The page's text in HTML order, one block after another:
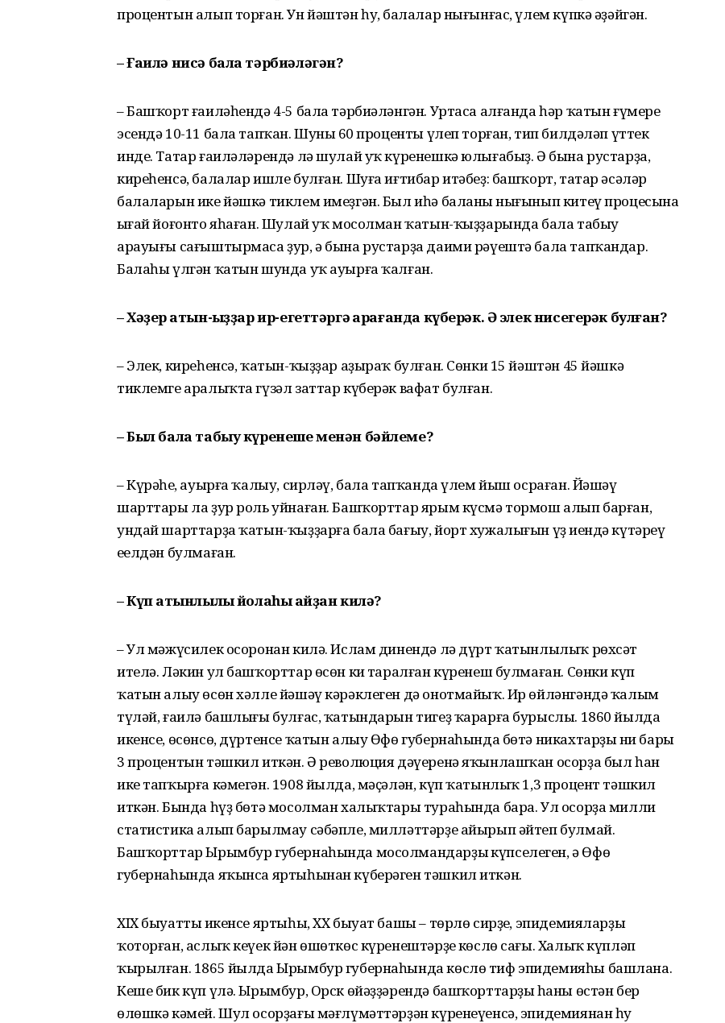
процентын алып торған. Ун йәштән һуң, балалар нығынғас, үлем күпкә әҙәйгән.
– Ғаилә нисә бала тәрбиәләгән?
– Башҡорт ғаиләһендә 4-5 бала тәрбиәләнгән. Уртаса алғанда һәр ҡатын ғүмере
эсендә 10-11 бала тапҡан. Шуның 60 проценты үлеп торған, тип билдәләп үттек
инде. Татар ғаиләләрендә лә шулай уҡ күренешкә юлығабыҙ. Ә бына рустарҙа,
киреһенсә, балалар ишле булған. Шуға иғтибар итәбеҙ: башҡорт, татар әсәләр
балаларын ике йәшкә тиклем имеҙгән. Был иһә баланың нығынып китеү процесына
ыңғай йоғонто яһаған. Шулай уҡ мосолман ҡатын-ҡыҙҙарында бала табыу
арауығы сағыштырмаса ҙур, ә бына рустарҙа даими рәүештә бала тапҡандар.
Балаһы үлгән ҡатын шунда уҡ ауырға ҡалған.
– Хәҙер ҡатын-ҡыҙҙар ир-егеттәргә ҡарағанда күберәк. Ә элек нисегерәк булған?
– Элек, киреһенсә, ҡатын-ҡыҙҙар аҙыраҡ булған. Сөнки 15 йәштән 45 йәшкә
тиклемге аралыҡта гүзәл заттар күберәк вафат булған.
– Был бала табыу күренеше менән бәйлеме?
– Күрәһең, ауырға ҡалыу, сирләү, бала тапҡанда үлем йыш осраған. Йәшәү
шарттары ла ҙур роль уйнаған. Башҡорттар ярым күсмә тормош алып барған,
ундай шарттарҙа ҡатын-ҡыҙҙарға бала бағыу, йорт хужалығын үҙ иңендә күтәреү
еңелдән булмаған.
– Күп ҡатынлылыҡ йолаһы ҡайҙан килә?
– Ул мәжүсилек осоронан килә. Ислам динендә лә дүрт ҡатынлылыҡ рөхсәт
ителә. Ләкин ул башҡорттар өсөн киң таралған күренеш булмаған. Сөнки күп
ҡатын алыу өсөн хәлле йәшәү кәрәклеген дә онотмайыҡ. Ир өйләнгәндә ҡалым
түләй, ғаилә башлығы булғас, ҡатындарын тигеҙ ҡарарға бурыслы. 1860 йылда
икенсе, өсөнсө, дүртенсе ҡатын алыу Өфө губернаһында бөтә никахтарҙың ни бары
3 процентын тәшкил иткән. Ә революция дәүеренә яҡынлашҡан осорҙа был һан
ике тапҡырға кәмегән. 1908 йылда, мәҫәлән, күп ҡатынлыҡ 1,3 процент тәшкил
иткән. Бында һүҙ бөтә мосолман халыҡтары тураһында бара. Ул осорҙа милли
статистика алып барылмау сәбәпле, милләттәрҙе айырып әйтеп булмай.
Башҡорттар Ырымбур губернаһында мосолмандарҙың күпселеген, ә Өфө
губернаһында яҡынса яртыһынан күберәген тәшкил иткән.
XIX быуаттың икенсе яртыһы, XX быуат башы – төрлө сирҙең, эпидемияларҙың
ҡоторған, аслыҡ кеүек йән өшөткөс күренештәрҙең көслө сағы. Халыҡ күпләп
ҡырылған. 1865 йылда Ырымбур губернаһында көслө тиф эпидемияһы башлана.
Кеше бик күп үлә. Ырымбур, Орск өйәҙҙәрендә башҡорттарҙың һаны өстән бер
өлөшкә кәмей. Шул осорҙағы мәғлүмәттәрҙән күренеүенсә, эпидемиянан һуң